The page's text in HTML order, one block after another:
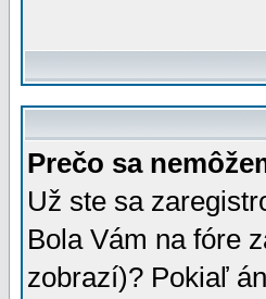
Prečo sa
Už ste sa
Bola Vám na fóre
zobrazí)? Pokiaľ